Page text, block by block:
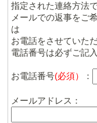
指定された連絡方法
メールでの返事をご
は
お電話をさせていた
電話番号は必ずご記
お電話番号(必須） ：
メールアドレス：